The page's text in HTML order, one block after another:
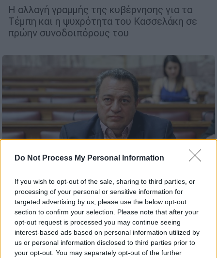
Do Not Process My Personal Information
If you wish to opt-out of the sale, sharing to third parties, or
processing of your personal or sensitive information for
targeted advertising by us, please use the below opt-out
section to confirm your selection. Please note that after your
opt-out request is processed you may continue seeing
interest-based ads based on personal information utilized by
us or personal information disclosed to third parties prior to
your opt-out. You may separately opt-out of the further
Η αλλαγή γραμμής της κυβέρνησης για τα
Τέμπη και η ψυχρότητα του Κασσελάκη σε
πρώην συνοδοιπόρους του
Πολιτική|29.03.2025 14:23
Αιχμές Στυλιανίδη: Δεν διαγράφεις έναν
πρώην πρωθυπουργό, πρόβλημα για την
κυβέρνηση το θέμα Τσάφου